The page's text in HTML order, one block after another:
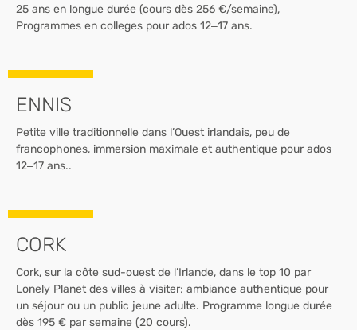
25 ans en longue durée (cours dès 256 €/semaine),
Programmes en colleges pour ados 12–17 ans.
ENNIS
Petite ville traditionnelle dans l’Ouest irlandais, peu de
francophones, immersion maximale et authentique pour ados
12–17 ans..
CORK
Cork, sur la côte sud-ouest de l’Irlande, dans le top 10 par
Lonely Planet des villes à visiter; ambiance authentique pour
un séjour ou un public jeune adulte. Programme longue durée
dès 195 € par semaine (20 cours).